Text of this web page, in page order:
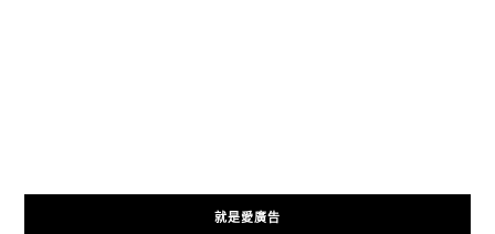
就是愛廣告